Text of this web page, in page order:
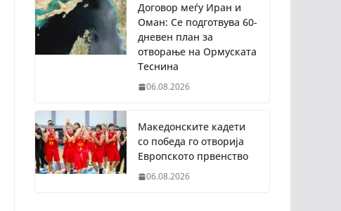
Договор меѓу Иран и
Оман: Се подготвува 60-
дневен план за
отворање на Ормуската
Теснина
06.08.2026
Македонските кадети
со победа го отворија
Европското првенство
06.08.2026